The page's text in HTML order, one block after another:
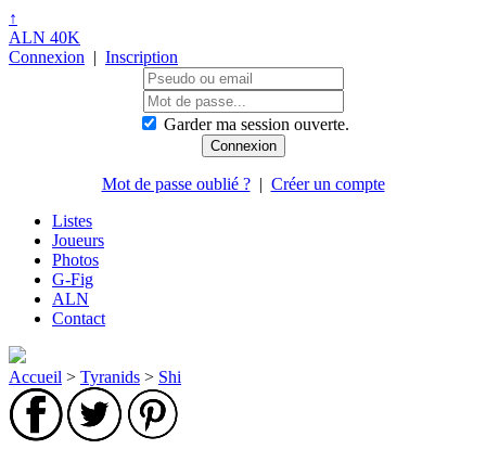
↑
ALN 40K
Connexion | Inscription
Garder ma session ouverte.
Mot de passe oublié ?| Créer un compte
Listes
Joueurs
Photos
G-Fig
ALN
Contact
Accueil > Tyranids > Shi